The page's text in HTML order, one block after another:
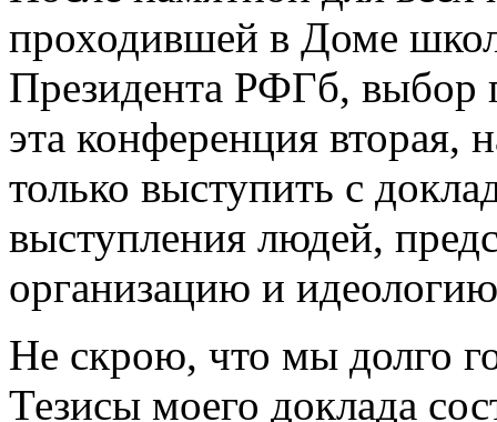
проходившей в Доме
Президента РФГб, выбор
эта конференция вторая,
только выступить с
выступления людей,
организацию и
Не скрою, что мы долго
Тезисы моего доклада